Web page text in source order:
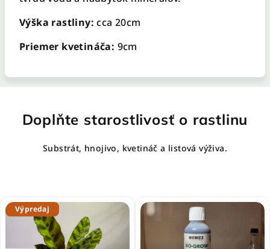
Výška rastliny: cca 20cm
Priemer kvetináča: 9cm
Doplňte starostlivosť o rastlinu
Substrát, hnojivo, kvetináč a listová výživa.
Výpredaj